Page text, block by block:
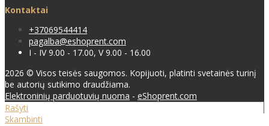
Kontaktai
+37069544414
pagalba@eshoprent.com
I - IV 9.00 - 17.00, V 9.00 - 16.00
2026 © Visos teisės saugomos. Kopijuoti, platinti svetainės turinį
be autorių sutikimo draudžiama.
Elektroninių parduotuvių nuoma - eShoprent.com
Rašyti
Skambinti